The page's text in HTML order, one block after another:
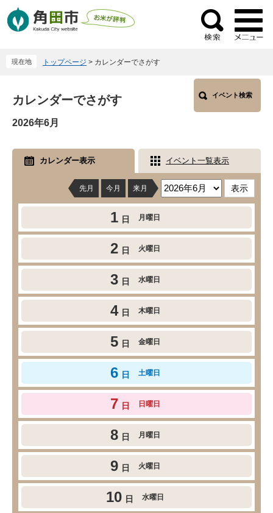
ー
ニ
検
索
現在地 トップページ > カレンダーでさがす
文
カレンダーでさがす イベント検索
2026年6月
カレンダー表示 イベント一覧表示
先月 今月 来月
1 日 月曜日
2 日 火曜日
3 日 水曜日
4 日 木曜日
5 日 金曜日
6 日 土曜日
7 日 日曜日
8 日 月曜日
9 日 火曜日
10 日 水曜日